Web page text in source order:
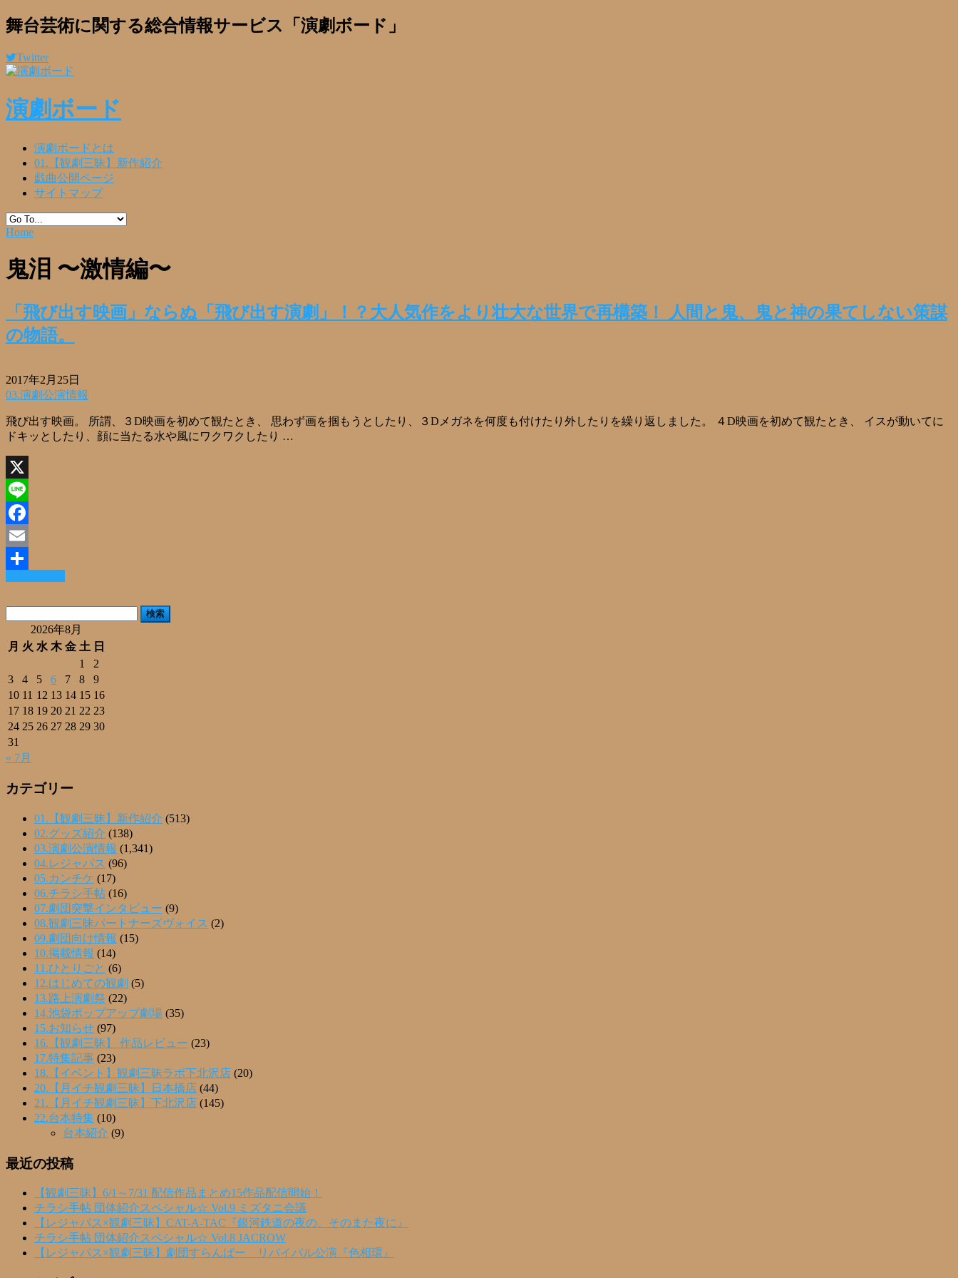
舞台芸術に関する総合情報サービス「演劇ボード」
Twitter
演劇ボード
演劇ボードとは
01.【観劇三昧】新作紹介
戯曲公開ページ
サイトマップ
Home
鬼泪 〜激情編〜
「飛び出す映画」ならぬ「飛び出す演劇」！？大人気作をより壮大な世界で再構築！ 人間と鬼、鬼と神の果てしない策謀
の物語。
2017年2月25日
03.演劇公演情報
飛び出す映画。 所謂、３D映画を初めて観たとき、 思わず画を掴もうとしたり、３Dメガネを何度も付けたり外したりを繰り返しました。 ４D映画を初めて観たとき、 イスが動いてに
ドキッとしたり、顔に当たる水や風にワクワクしたり …
X
Line
Facebook
Email
共
有
2026年8月
月 火 水 木 金 土 日
1
2
3
4 5 6 7 8
9
10 11 12 13 14 15 16
17 18 19 20 21 22 23
24 25 26 27 28 29 30
31
« 7月
カテゴリー
01.【観劇三昧】新作紹介 (513)
02.グッズ紹介 (138)
03.演劇公演情報 (1,341)
04.レジャパス (96)
05.カンチケ (17)
06.チラシ手帖 (16)
07.劇団突撃インタビュー (9)
08.観劇三昧パートナーズヴォイス (2)
09.劇団向け情報 (15)
10.掲載情報 (14)
11.ひとりごと (6)
12.はじめての観劇 (5)
13.路上演劇祭 (22)
14.池袋ポップアップ劇場 (35)
15.お知らせ (97)
16.【観劇三昧】 作品レビュー (23)
17.特集記事 (23)
18.【イベント】観劇三昧ラボ下北沢店 (20)
20.【月イチ観劇三昧】日本橋店 (44)
21.【月イチ観劇三昧】下北沢店 (145)
22.台本特集 (10)
台本紹介 (9)
最近の投稿
【観劇三昧】6/1～7/31 配信作品まとめ15作品配信開始！
チラシ手帖 団体紹介スペシャル☆ Vol.9 ミズタニ会議
【レジャパス×観劇三昧】CAT-A-TAC『銀河鉄道の夜の、そのまた夜に』
チラシ手帖 団体紹介スペシャル☆ Vol.8 JACROW
【レジャパス×観劇三昧】劇団すらんばー リバイバル公演『色相環』